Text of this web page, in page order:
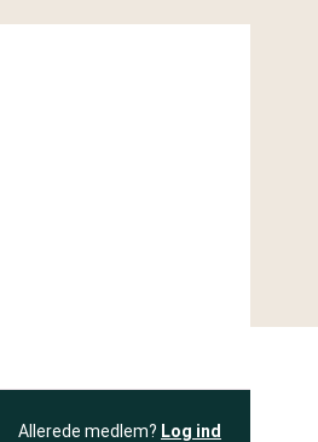
Allerede medlem? Log ind